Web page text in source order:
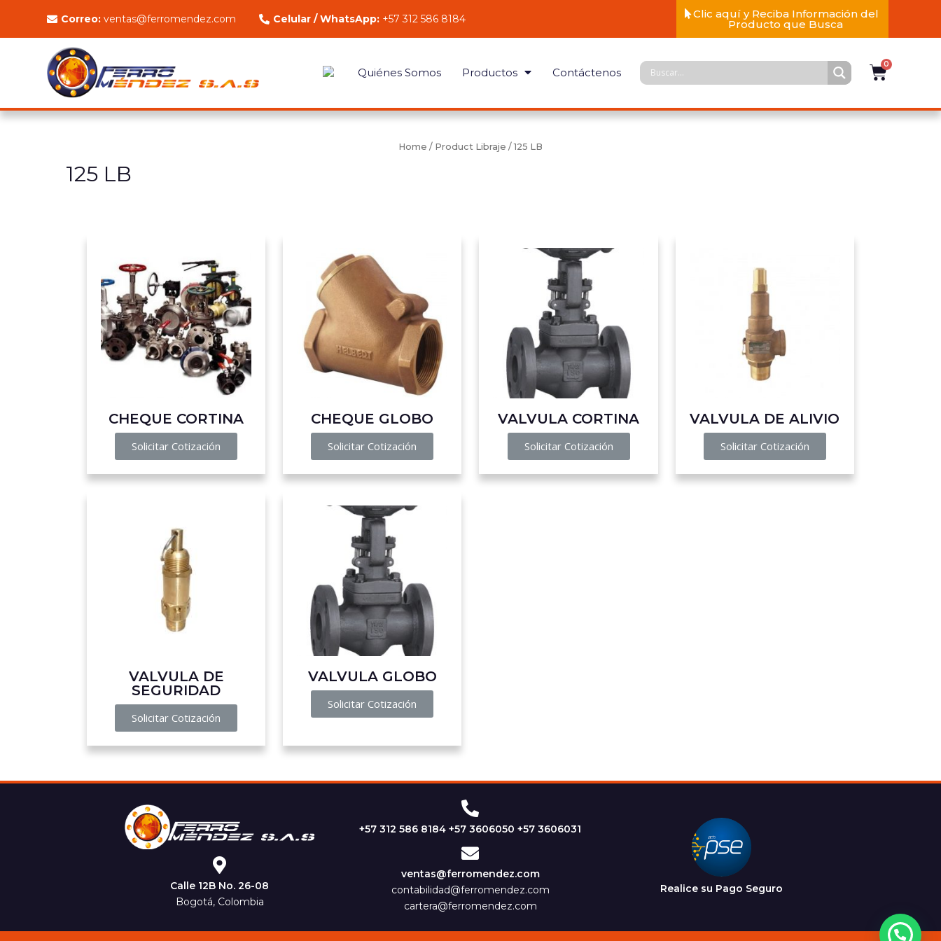
Correo: ventas@ferromendez.com Celular / WhatsApp:+57 312 586 8184 Clic aquí y Reciba Información del
Producto que Busca
Quiénes Somos Productos Contáctenos
Home / Product Libraje / 125 LB
125 LB
CHEQUE CORTINA
Solicitar Cotización
CHEQUE GLOBO
Solicitar Cotización
VALVULA CORTINA
Solicitar Cotización
VALVULA DE ALIVIO
Solicitar Cotización
VALVULA DE
SEGURIDAD
Solicitar Cotización
VALVULA GLOBO
Solicitar Cotización
Calle 12B No. 26-08
Bogotá, Colombia
+57 312 586 8184 +57 3606050 +57 3606031
ventas@ferromendez.com
contabilidad@ferromendez.com
cartera@ferromendez.com
Realice su Pago Seguro